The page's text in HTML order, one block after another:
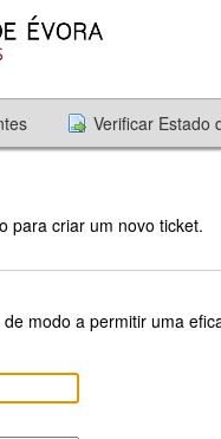
Verificar Estado
para criar um novo ticket.
modo a permitir uma